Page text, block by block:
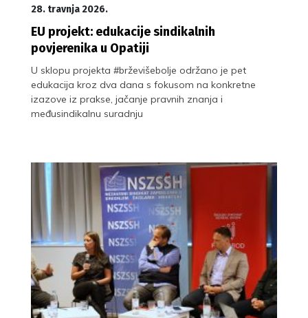
28. travnja 2026.
EU projekt: edukacije sindikalnih
povjerenika u Opatiji
U sklopu projekta #brževišebolje održano je pet
edukacija kroz dva dana s fokusom na konkretne
izazove iz prakse, jačanje pravnih znanja i
međusindikalnu suradnju